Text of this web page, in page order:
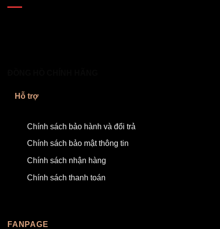
Hỗ trợ
Chính sách bảo hành và đổi trả
Chính sách bảo mật thông tin
Chính sách nhận hàng
Chính sách thanh toán
FANPAGE